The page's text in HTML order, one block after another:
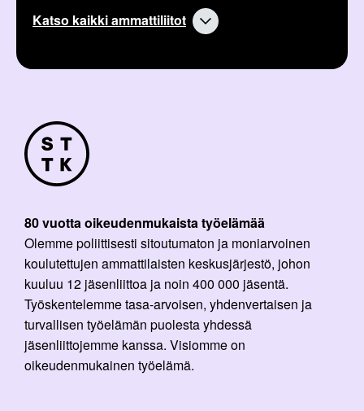
Katso kaikki ammattiliitot
80 vuotta oikeudenmukaista työelämää
Olemme poliittisesti sitoutumaton ja moniarvoinen
koulutettujen ammattilaisten keskusjärjestö, johon
kuuluu 12 jäsenliittoa ja noin 400 000 jäsentä.
Työskentelemme tasa-arvoisen, yhdenvertaisen ja
turvallisen työelämän puolesta yhdessä
jäsenliittojemme kanssa. Visiomme on
oikeudenmukainen työelämä.